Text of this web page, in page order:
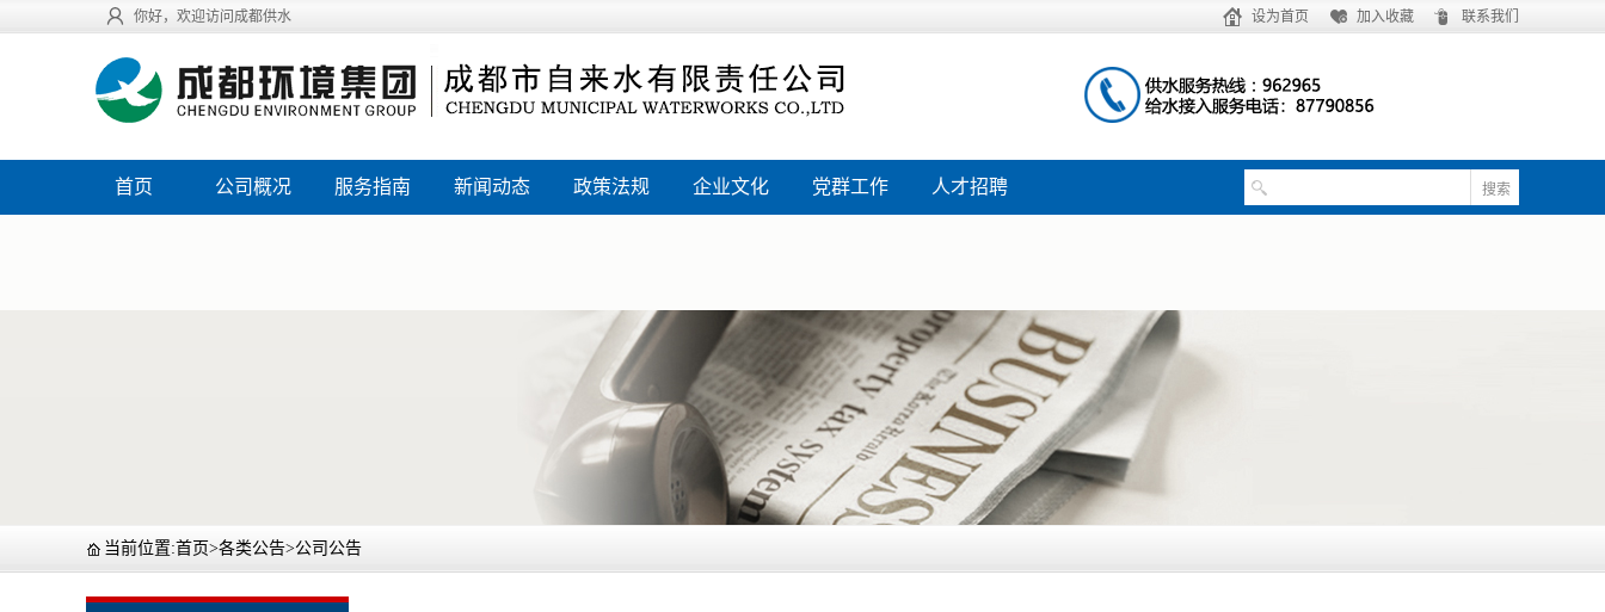
你好，欢迎访问成都供水 设为首页 加入收藏 联系我们
首页 公司概况 服务指南 新闻动态 政策法规 企业文化 党群工作 人才招聘
当前位置:首页>各类公告>公司公告